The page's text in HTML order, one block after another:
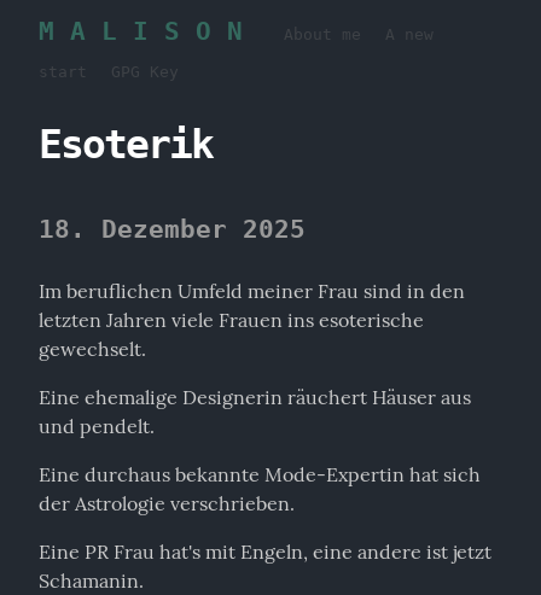
M A L I S O N About me A new
start GPG Key
Esoterik
18. Dezember 2025
Im beruflichen Umfeld meiner Frau sind in den
letzten Jahren viele Frauen ins esoterische
gewechselt.
Eine ehemalige Designerin räuchert Häuser aus
und pendelt.
Eine durchaus bekannte Mode-Expertin hat sich
der Astrologie verschrieben.
Eine PR Frau hat's mit Engeln, eine andere ist jetzt
Schamanin.